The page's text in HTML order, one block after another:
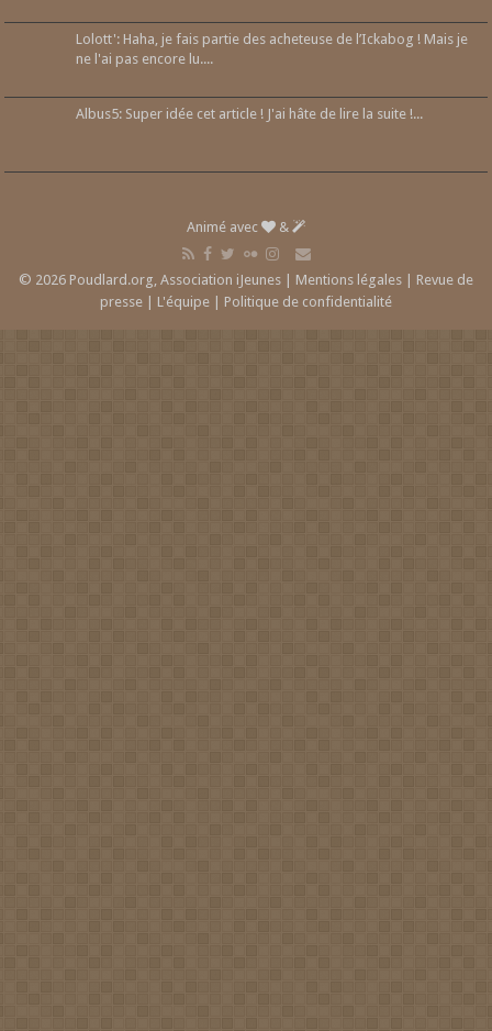
Lolott': Haha, je fais partie des acheteuse de l’Ickabog ! Mais je
ne l'ai pas encore lu....
Albus5: Super idée cet article ! J'ai hâte de lire la suite !...
Animé avec &
© 2026 Poudlard.org, Association iJeunes | Mentions légales
Revue de
presse
L'équipe Politique de confidentialité